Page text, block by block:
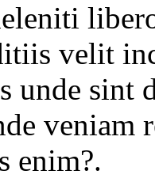
velit
unde sint
enim?.